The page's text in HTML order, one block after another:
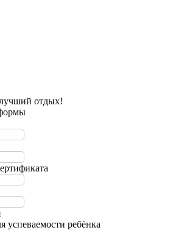
отдых!
успеваемости ребёнка